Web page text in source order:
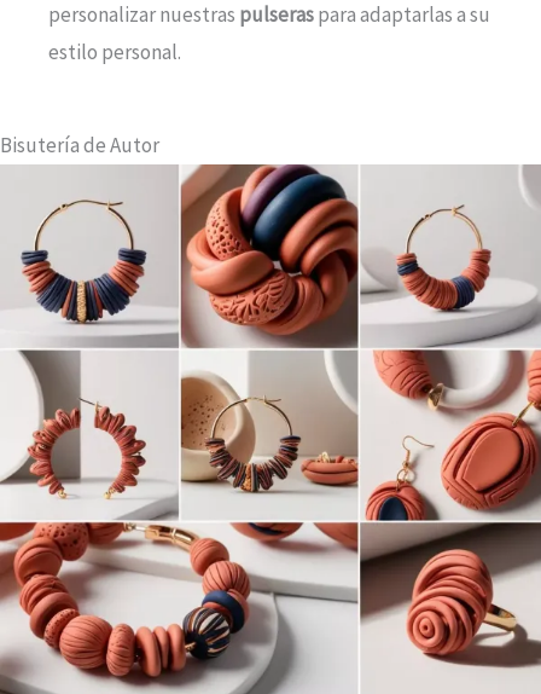
personalizar nuestras pulseraspara adaptarlas a su
estilo personal.
Bisutería de Autor